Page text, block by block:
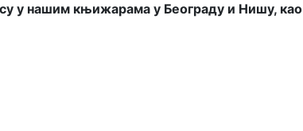
у нашим књижарама у Београду и Нишу, као